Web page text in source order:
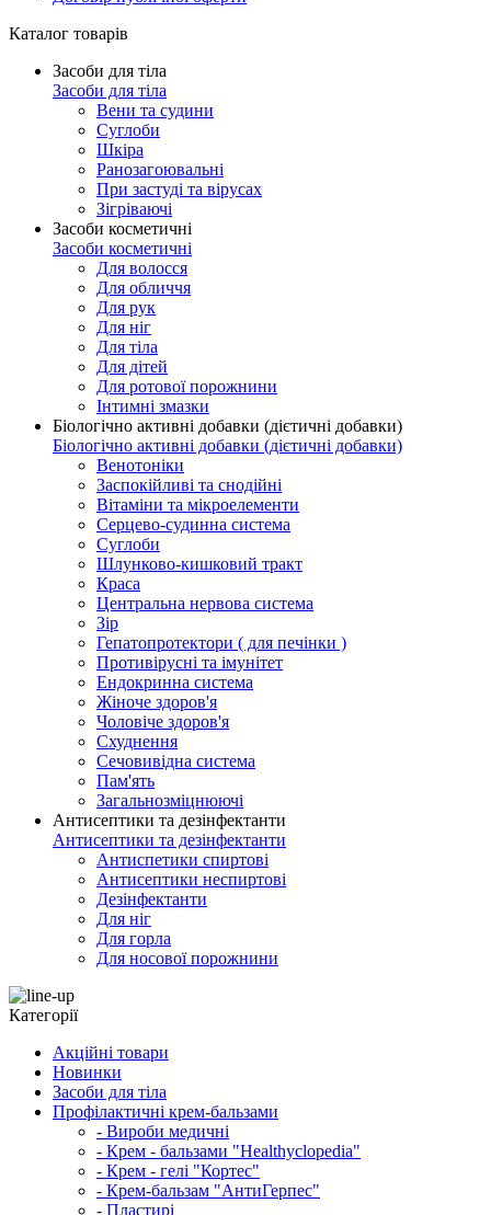
Каталог товарів
Засоби для тіла
Засоби для тіла
Вени та судини
Суглоби
Шкіра
Ранозагоювальні
При застуді та вірусах
Зігріваючі
Засоби косметичні
Засоби косметичні
Для волосся
Для обличчя
Для рук
Для ніг
Для тіла
Для дітей
Для ротової порожнини
Інтимні змазки
Біологічно активні добавки (дієтичні добавки)
Біологічно активні добавки (дієтичні добавки)
Венотоніки
Заспокійливі та снодійні
Вітаміни та мікроелементи
Серцево-судинна система
Суглоби
Шлунково-кишковий тракт
Краса
Центральна нервова система
Зір
Гепатопротектори ( для печінки )
Противірусні та імунітет
Ендокринна система
Жіноче здоров'я
Чоловіче здоров'я
Схуднення
Сечовивідна система
Пам'ять
Загальнозміцнюючі
Антисептики та дезінфектанти
Антисептики та дезінфектанти
Антиспетики спиртові
Антисептики неспиртові
Дезінфектанти
Для ніг
Для горла
Для носової порожнини
Категорії
Акційні товари
Новинки
Засоби для тіла
Профілактичні крем-бальзами
- Вироби медичні
- Крем - бальзами "Healthyclopedia"
- Крем - гелі "Кортес"
- Крем-бальзам "АнтиГерпес"
- Пластирі